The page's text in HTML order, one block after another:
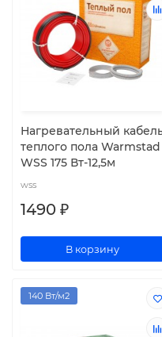
Нагревательный
теплого пола Warmstad
WSS 175 Вт-12,5м
wss
1490 ₽
В корзину
140 Вт/м2